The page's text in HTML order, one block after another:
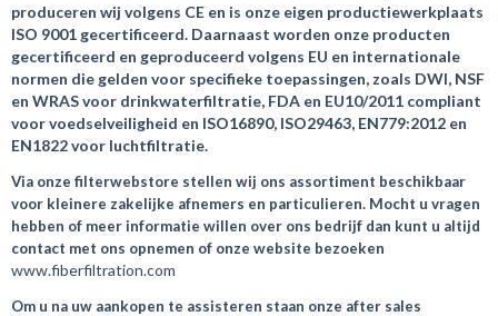
produceren wij volgens CE en is onze eigen productiewerkplaats
ISO 9001 gecertificeerd. Daarnaast worden onze producten
gecertificeerd en geproduceerd volgens EU en internationale
normen die gelden voor specifieke toepassingen, zoals DWI, NSF
en WRAS voor drinkwaterfiltratie, FDA en EU10/2011 compliant
voor voedselveiligheid en ISO16890, ISO29463, EN779:2012 en
EN1822 voor luchtfiltratie.
Via onze filterwebstore stellen wij ons assortiment beschikbaar
voor kleinere zakelijke afnemers en particulieren. Mocht u vragen
hebben of meer informatie willen over ons bedrijf dan kunt u altijd
contact met ons opnemen of onze website bezoeken
www.fiberfiltration.com
Om u na uw aankopen te assisteren staan onze after sales